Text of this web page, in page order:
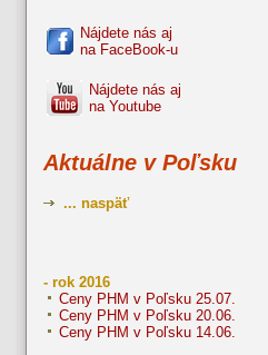
Nájdete nás aj
na FaceBook-u
Nájdete nás aj
na Youtube
Aktuálne v Poľsku
... naspäť
- rok 2016
Ceny PHM v Poľsku 25.07.
Ceny PHM v Poľsku 20.06.
Ceny PHM v Poľsku 14.06.